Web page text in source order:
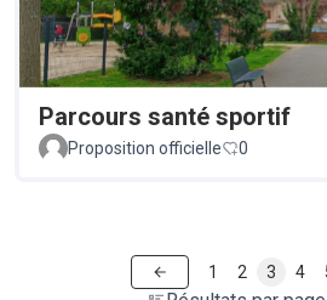
Parcours santé sportif
Proposition officielle
0
1 2 3 4